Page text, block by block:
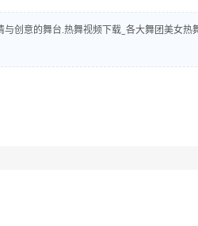
创意的舞台.热舞视频下载_各大舞团美女热